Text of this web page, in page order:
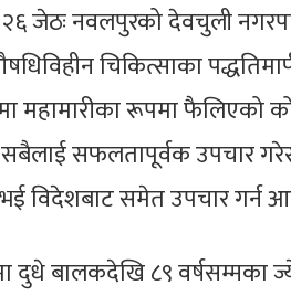
जेठः नवलपुरको देवचुली
चिकित्साका
महामारीका रूपमा फैलिएको
सबैलाई सफलतापूर्वक उपचार
विदेशबाट समेत उपचार गर्न
दुधे बालकदेखि ८९ वर्षसम्मका